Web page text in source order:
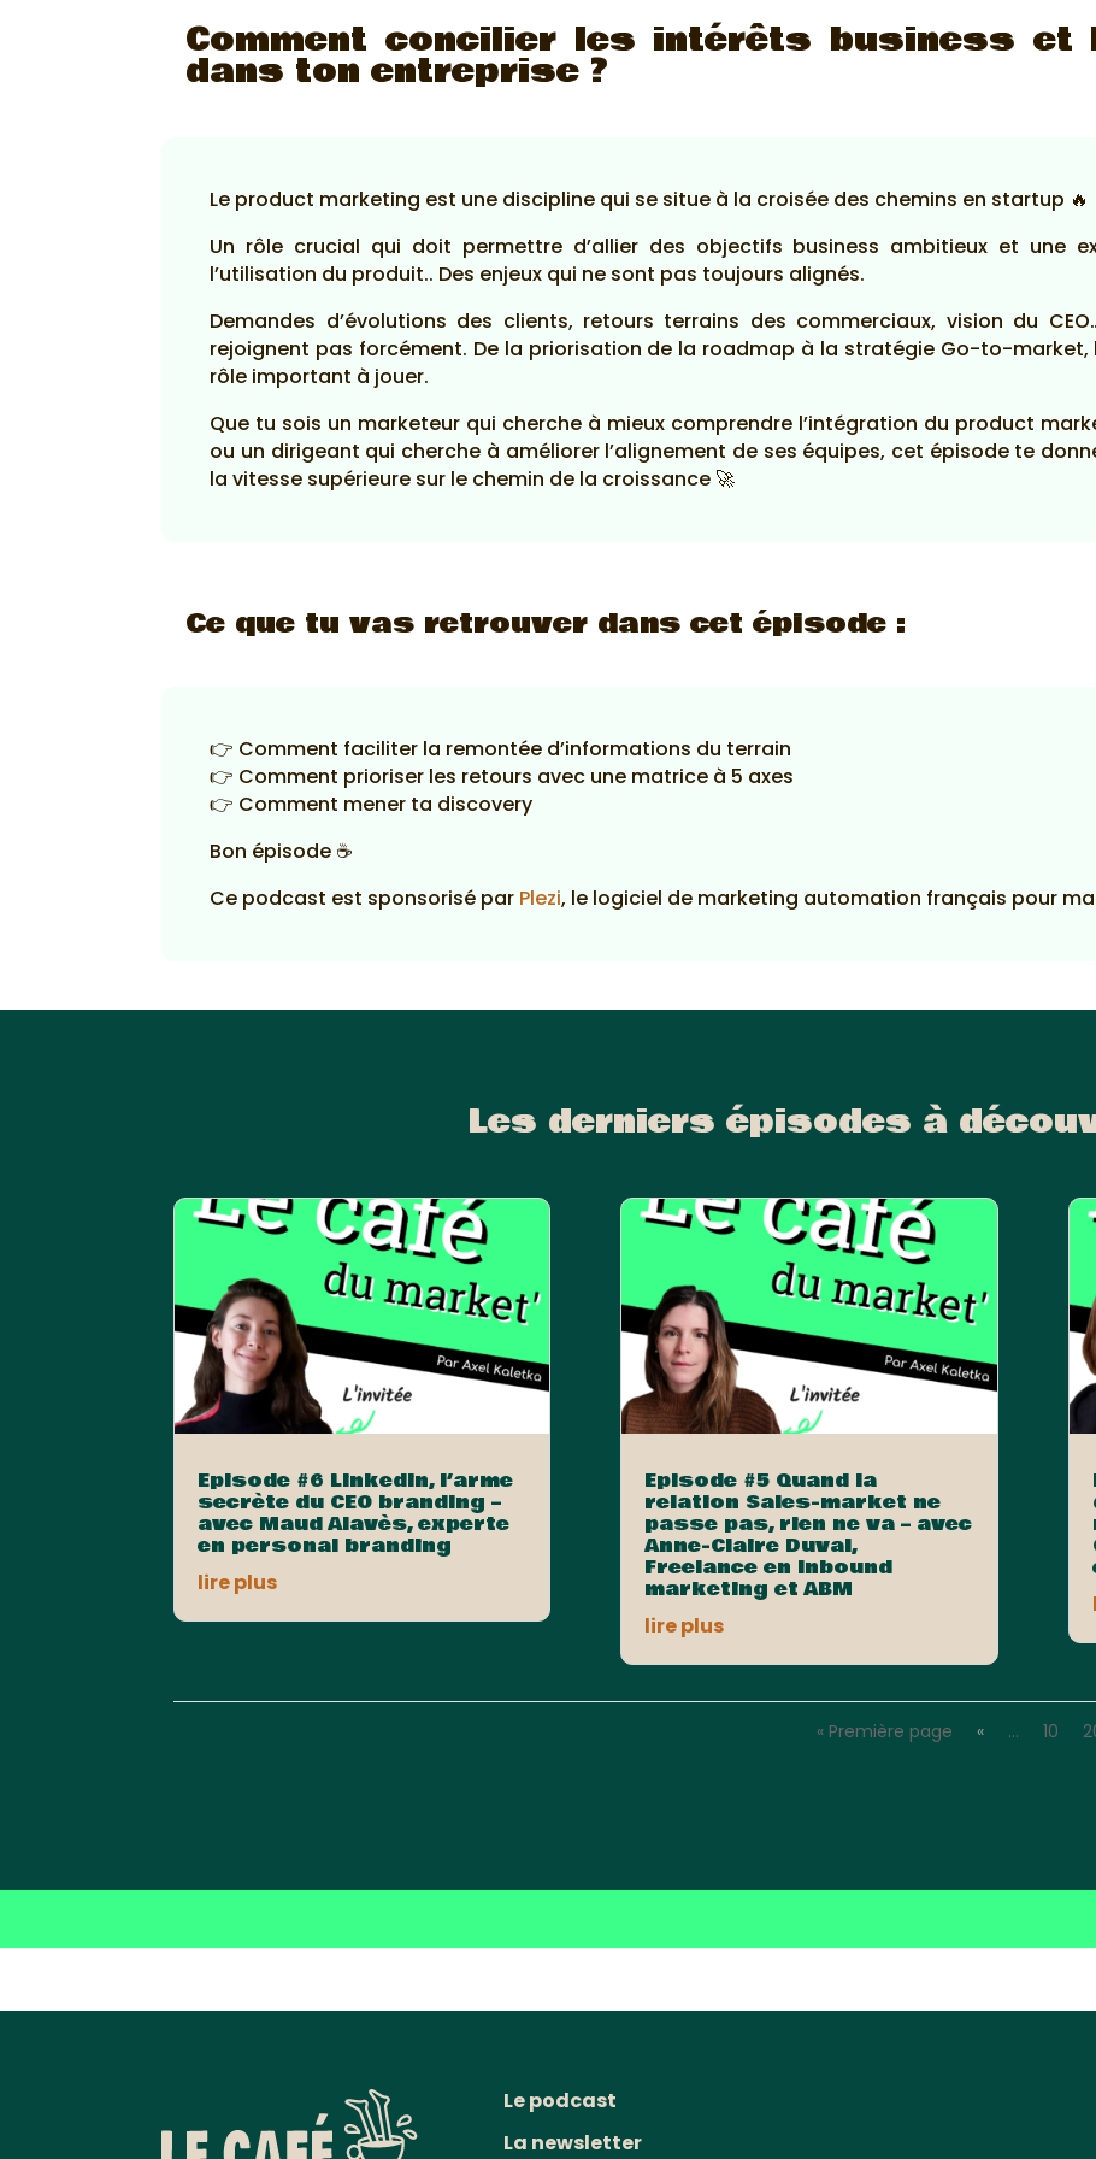
Comment concilier les intérêts business
dans ton entreprise ?
Le product marketing est une discipline qui se situe à la croisée des chemins en startup 🔥
Un rôle crucial qui doit permettre d’allier des objectifs business ambitieux et une
l’utilisation du produit.. Des enjeux qui ne sont pas toujours alignés.
Demandes d’évolutions des clients, retours terrains des commerciaux, vision du
rejoignent pas forcément. De la priorisation de la roadmap à la stratégie Go-to-
rôle important à jouer.
Que tu sois un marketeur qui cherche à mieux comprendre l’intégration du product
ou un dirigeant qui cherche à améliorer l’alignement de ses équipes, cet épisode te
la vitesse supérieure sur le chemin de la croissance 🚀
Ce que tu vas retrouver dans cet épisode :
👉 Comment faciliter la remontée d’informations du terrain
👉 Comment prioriser les retours avec une matrice à 5 axes
👉 Comment mener ta discovery
Bon épisode ☕
Ce podcast est sponsorisé par Plezi, le logiciel de marketing automation français pour
Les derniers épisodes à
Episode #6 Linkedin, l’arme
secrète du CEO branding –
avec Maud Alavès, experte
en personal branding
lire plus
Episode #5 Quand la
relation Sales-market ne
passe pas, rien ne va – avec
Anne-Claire Duval,
Freelance en Inbound
marketing et ABM
lire plus
« Première page « … 10
Le podcast
La newsletter